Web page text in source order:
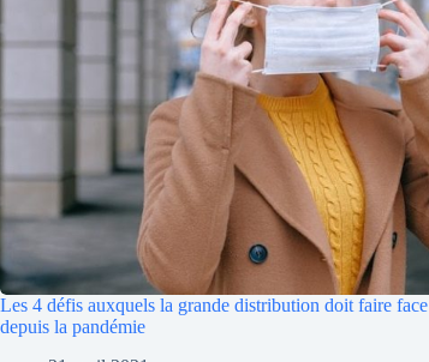
Les 4 défis auxquels la grande distribution doit faire face
depuis la pandémie